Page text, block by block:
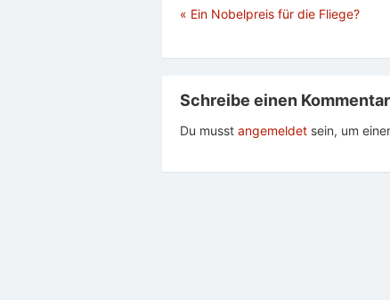
Beitragsnavigation
« Ein Nobelpreis für die Fliege?
Schreibe einen Kommentar
Du musst angemeldet sein, um